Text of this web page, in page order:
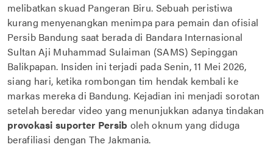
melibatkan skuad Pangeran Biru. Sebuah peristiwa
kurang menyenangkan menimpa para pemain dan ofisial
Persib Bandung saat berada di Bandara Internasional
Sultan Aji Muhammad Sulaiman (SAMS) Sepinggan
Balikpapan. Insiden ini terjadi pada Senin, 11 Mei 2026,
siang hari, ketika rombongan tim hendak kembali ke
markas mereka di Bandung. Kejadian ini menjadi sorotan
setelah beredar video yang menunjukkan adanya tindakan
provokasi suporter Persib oleh oknum yang diduga
berafiliasi dengan The Jakmania.